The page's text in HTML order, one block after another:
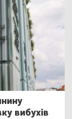
вибухів